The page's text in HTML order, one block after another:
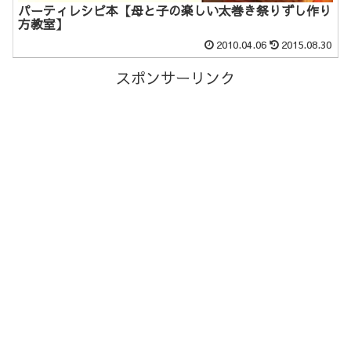
パーティレシピ本【母と子の楽しい太巻き祭りずし作り
方教室】
2010.04.06 2015.08.30
スポンサーリンク